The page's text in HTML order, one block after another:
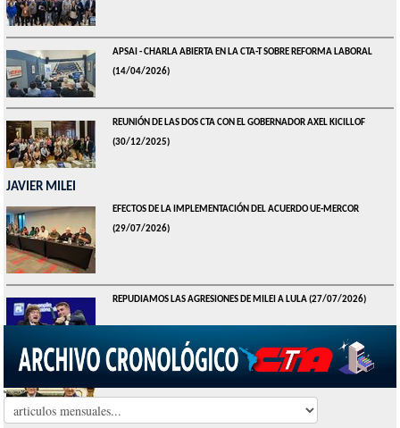
APSAI - CHARLA ABIERTA EN LA CTA-T SOBRE REFORMA LABORAL
(14/04/2026)
REUNIÓN DE LAS DOS CTA CON EL GOBERNADOR AXEL KICILLOF
(30/12/2025)
JAVIER MILEI
EFECTOS DE LA IMPLEMENTACIÓN DEL ACUERDO UE-MERCOR
(29/07/2026)
REPUDIAMOS LAS AGRESIONES DE MILEI A LULA(27/07/2026)
NO AL SÚPER RIGI (24/06/2026)
Seleccionar Mes